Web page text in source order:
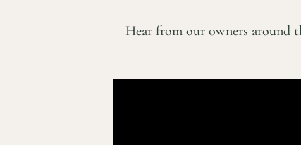
Hear from our owners around